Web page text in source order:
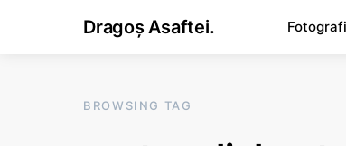
Dragoș Asaftei.
BROWSING TAG